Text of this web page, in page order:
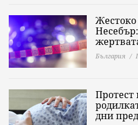
Жестоко
България
Протест
дни